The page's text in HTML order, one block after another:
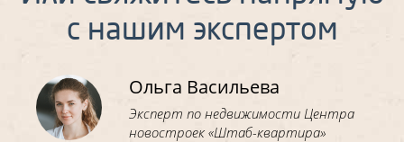
с нашим экспертом
Ольга Васильева
Эксперт по недвижимости Центра
новостроек «Штаб-квартира»